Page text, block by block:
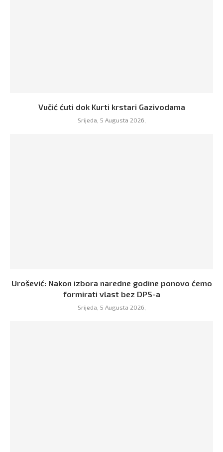
Vučić ćuti dok Kurti krstari Gazivodama
Srijeda, 5 Augusta 2026,
Urošević: Nakon izbora naredne godine ponovo ćemo
formirati vlast bez DPS-a
Srijeda, 5 Augusta 2026,